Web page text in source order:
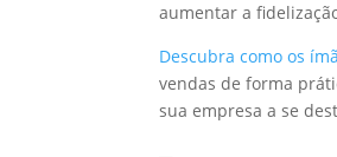
aumentar a
Descubra como os
vendas de forma
sua empresa a se